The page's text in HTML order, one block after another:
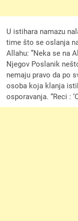
U istihara namazu
time što se oslanja
Allahu: ”Neka se na
Njegov Poslanik
nemaju pravo da po
osoba koja klanja
osporavanja. “Reci :